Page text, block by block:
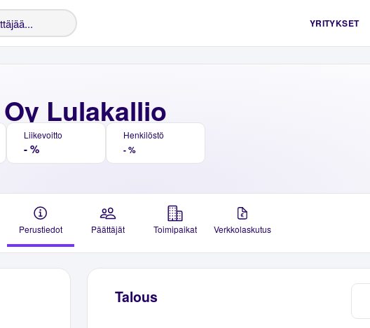
YRITYKSET
Lulakallio
Liikevoitto
- %
Henkilöstö
- %
Perustiedot Päättäjät Toimipaikat Verkkolaskutus
Talous